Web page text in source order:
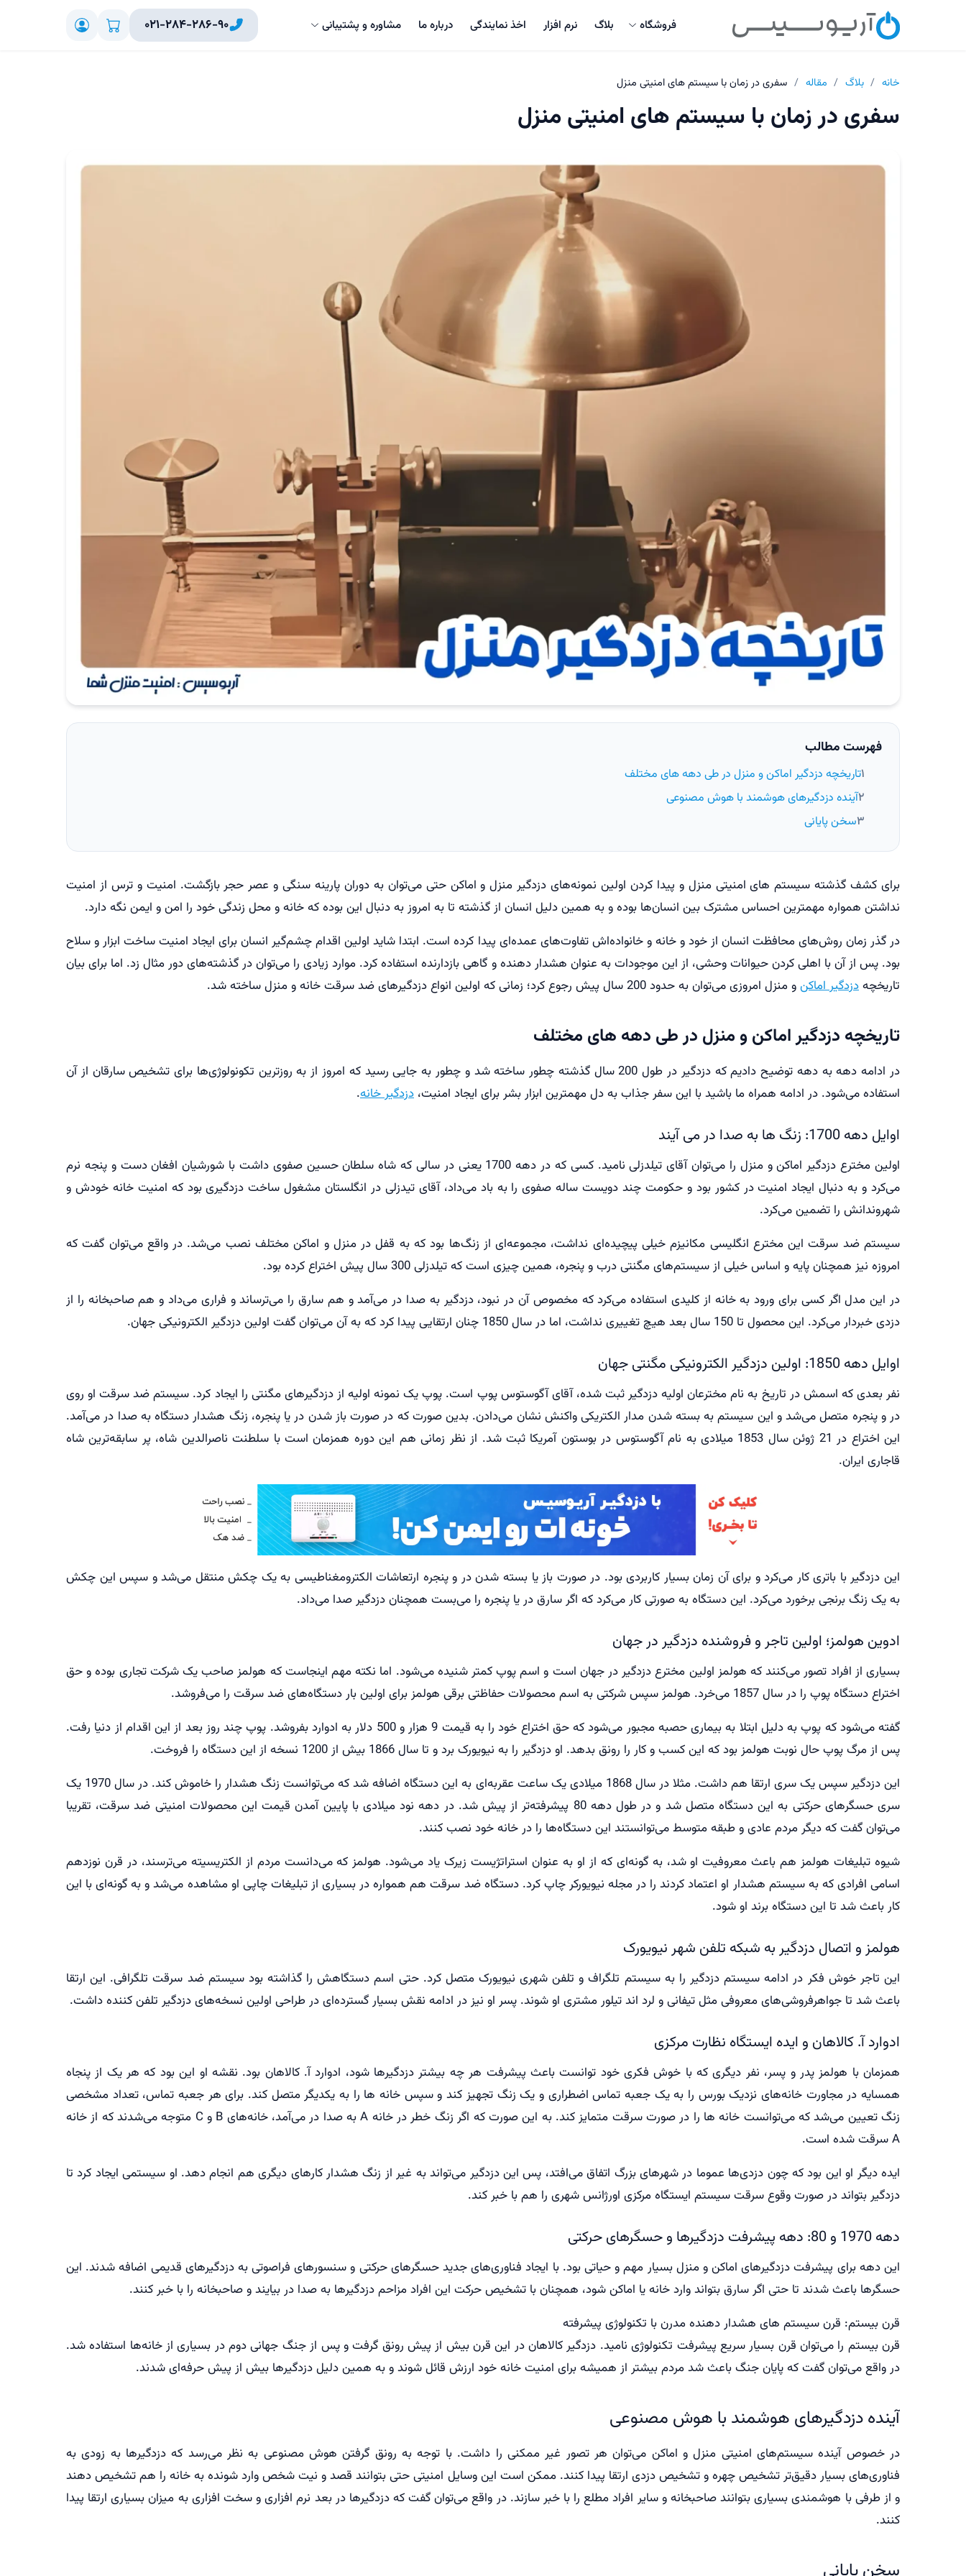
فروشگاه بلاگ نرم افزار اخذ نمایندگی درباره ما مشاوره و پشتیبانی ۰۲۱-۲۸۴-۲۸۶-۹۰
خانه / بلاگ / مقاله / سفری در زمان با سیستم های امنیتی منزل
سفری در زمان با سیستم های امنیتی منزل
فهرست مطالب
تاریخچه دزدگیر اماکن و منزل در طی دهه های مختلف
آینده دزدگیرهای هوشمند با هوش مصنوعی
سخن پایانی
برای کشف گذشته سیستم های امنیتی منزل و پیدا کردن اولین نمونه‌های دزدگیر منزل و اماکن حتی می‌توان به دوران پارینه سنگی و عصر حجر بازگشت. امنیت و ترس از امنیت
نداشتن همواره مهمترین احساس مشترک بین انسان‌ها بوده و به همین دلیل انسان از گذشته تا به امروز به دنبال این بوده که خانه و محل زندگی خود را امن و ایمن نگه دارد.
در گذر زمان روش‌های محافظت انسان از خود و خانه و خانواده‌اش تفاوت‌های عمده‌ای پیدا کرده است. ابتدا شاید اولین اقدام چشم‌گیر انسان برای ایجاد امنیت ساخت ابزار و سلاح
بود. پس از آن با اهلی کردن حیوانات وحشی، از این موجودات به عنوان هشدار دهنده و گاهی بازدارنده استفاده کرد. موارد زیادی را می‌توان در گذشته‌های دور مثال زد. اما برای بیان
تاریخچهدزدگیر اماکنو منزل امروزی می‌توان به حدود 200 سال پیش رجوع کرد؛ زمانی که اولین انواع دزدگیرهای ضد سرقت خانه و منزل ساخته شد.
تاریخچه دزدگیر اماکن و منزل در طی دهه های مختلف
در ادامه دهه به دهه توضیح دادیم که دزدگیر در طول 200 سال گذشته چطور ساخته شد و چطور به جایی رسید که امروز از به روزترین تکونولوژی‌ها برای تشخیص سارقان از آن
استفاده می‌شود. در ادامه همراه ما باشید با این سفر جذاب به دل مهمترین ابزار بشر برای ایجاد امنیت، دزدگیر خانه.
اوایل دهه 1700: زنگ ها به صدا در می آیند
اولین مخترع دزدگیر اماکن و منزل را می‌توان آقای تیلدزلی نامید. کسی که در دهه 1700 یعنی در سالی که شاه سلطان حسین صفوی داشت با شورشیان افغان دست و پنجه نرم
می‌کرد و به دنبال ایجاد امنیت در کشور بود و حکومت چند دویست ساله صفوی را به باد می‌داد، آقای تیدزلی در انگلستان مشغول ساخت دزدگیری بود که امنیت خانه خودش و
شهروندانش را تضمین می‌کرد.
سیستم ضد سرقت این مخترع انگلیسی مکانیزم خیلی پیچیده‌ای نداشت، مجموعه‌ای از زنگ‌ها بود که به قفل در منزل و اماکن مختلف نصب می‌شد. در واقع می‌توان گفت که
امروزه نیز همچنان پایه و اساس خیلی از سیستم‌های مگنتی درب و پنجره، همین چیزی است که تیلدزلی 300 سال پیش اختراع کرده بود.
در این مدل اگر کسی برای ورود به خانه از کلیدی استفاده می‌کرد که مخصوص آن در نبود، دزدگیر به صدا در می‌آمد و هم سارق را می‌ترساند و فراری می‌داد و هم صاحبخانه را از
دزدی خبردار می‌کرد. این محصول تا 150 سال بعد هیچ تغییری نداشت، اما در سال 1850 چنان ارتقایی پیدا کرد که به آن می‌توان گفت اولین دزدگیر الکترونیکی جهان.
اوایل دهه 1850: اولین دزدگیر الکترونیکی مگنتی جهان
نفر بعدی که اسمش در تاریخ به نام مخترعان اولیه دزدگیر ثبت شده، آقای آگوستوس پوپ است. پوپ یک نمونه اولیه از دزدگیرهای مگنتی را ایجاد کرد. سیستم ضد سرقت او روی
در و پنجره متصل می‌شد و این سیستم به بسته شدن مدار الکتریکی واکنش نشان می‌دادن. بدین صورت که در صورت باز شدن در یا پنجره، زنگ هشدار دستگاه به صدا در می‌آمد.
این اختراع در 21 ژوئن سال 1853 میلادی به نام آگوستوس در بوستون آمریکا ثبت شد. از نظر زمانی هم این دوره همزمان است با سلطنت ناصرالدین شاه، پر سابقه‌ترین شاه
قاجاری ایران.
این دزدگیر با باتری کار می‌کرد و برای آن زمان بسیار کاربردی بود. در صورت باز یا بسته شدن در و پنجره ارتعاشات الکترومغناطیسی به یک چکش منتقل می‌شد و سپس این چکش
به یک زنگ برنجی برخورد می‌کرد. این دستگاه به صورتی کار می‌کرد که اگر سارق در یا پنجره را می‌بست همچنان دزدگیر صدا می‌داد.
ادوین هولمز؛ اولین تاجر و فروشنده دزدگیر در جهان
بسیاری از افراد تصور می‌کنند که هولمز اولین مخترع دزدگیر در جهان است و اسم پوپ کمتر شنیده می‌شود. اما نکته مهم اینجاست که هولمز صاحب یک شرکت تجاری بوده و حق
اختراع دستگاه پوپ را در سال 1857 می‌خرد. هولمز سپس شرکتی به اسم محصولات حفاظتی برقی هولمز برای اولین بار دستگاه‌های ضد سرقت را می‌فروشد.
گفته می‌شود که پوپ به دلیل ابتلا به بیماری حصبه مجبور می‌شود که حق اختراع خود را به قیمت 9 هزار و 500 دلار به ادوارد بفروشد. پوپ چند روز بعد از این اقدام از دنیا رفت.
پس از مرگ پوپ حال نوبت هولمز بود که این کسب و کار را رونق بدهد. او دزدگیر را به نیویورک برد و تا سال 1866 بیش از 1200 نسخه از این دستگاه را فروخت.
این دزدگیر سپس یک سری ارتقا هم داشت. مثلا در سال 1868 میلادی یک ساعت عقربه‌ای به این دستگاه اضافه شد که می‌توانست زنگ هشدار را خاموش کند. در سال 1970 یک
سری حسگرهای حرکتی به این دستگاه متصل شد و در طول دهه 80 پیشرفته‌تر از پیش شد. در دهه نود میلادی با پایین آمدن قیمت این محصولات امنیتی ضد سرقت، تقریبا
می‌توان گفت که دیگر مردم عادی و طبقه متوسط می‌توانستند این دستگاه‌ها را در خانه خود نصب کنند.
شیوه تبلیغات هولمز هم باعث معروفیت او شد، به گونه‌ای که از او به عنوان استراتژیست زیرک یاد می‌شود. هولمز که می‌دانست مردم از الکتریسیته می‌ترسند، در قرن نوزدهم
اسامی افرادی که به سیستم هشدار او اعتماد کردند را در مجله نیویورکر چاپ کرد. دستگاه ضد سرقت هم همواره در بسیاری از تبلیغات چاپی او مشاهده می‌شد و به گونه‌ای با این
کار باعث شد تا این دستگاه برند او شود.
هولمز و اتصال دزدگیر به شبکه تلفن شهر نیویورک
این تاجر خوش فکر در ادامه سیستم دزدگیر را به سیستم تلگراف و تلفن شهری نیویورک متصل کرد. حتی اسم دستگاهش را گذاشته بود سیستم ضد سرقت تلگرافی. این ارتقا
باعث شد تا جواهرفروشی‌های معروفی مثل تیفانی و لرد اند تیلور مشتری او شوند. پسر او نیز در ادامه نقش بسیار گسترده‌ای در طراحی اولین نسخه‌‎های دزدگیر تلفن کننده داشت.
ادوارد آ. کالاهان و ایده ایستگاه نظارت مرکزی
همزمان با هولمز پدر و پسر، نفر دیگری که با خوش فکری خود توانست باعث پیشرفت هر چه بیشتر دزدگیرها شود، ادوارد آ. کالاهان بود. نقشه او این بود که هر یک از پنجاه
همسایه در مجاورت خانه‌های نزدیک بورس را به یک جعبه تماس اضطراری و یک زنگ تجهیز کند و سپس خانه ها را به یکدیگر متصل کند. برای هر جعبه تماس، تعداد مشخصی
زنگ تعیین می‌شد که می‌توانست خانه ها را در صورت سرقت متمایز کند. به این صورت که اگر زنگ خطر در خانه A به صدا در می‌آمد، خانه‌های B و C متوجه می‌شدند که از خانه
A سرقت شده است.
ایده دیگر او این بود که چون دزدی‌ها عموما در شهرهای بزرگ اتفاق می‌افتد، پس این دزدگیر می‌تواند به غیر از زنگ هشدار کارهای دیگری هم انجام دهد. او سیستمی ایجاد کرد تا
دزدگیر بتواند در صورت وقوع سرقت سیستم ایستگاه مرکزی اورژانس شهری را هم با خبر کند.
دهه 1970 و 80: دهه پیشرفت دزدگیرها و حسگرهای حرکتی
این دهه برای پیشرفت دزدگیرهای اماکن و منزل بسیار مهم و حیاتی بود. با ایجاد فناوری‌های جدید حسگرهای حرکتی و سنسورهای فراصوتی به دزدگیرهای قدیمی اضافه شدند. این
حسگرها باعث شدند تا حتی اگر سارق بتواند وارد خانه یا اماکن شود، همچنان با تشخیص حرکت این افراد مزاحم دزدگیرها به صدا در بیایند و صاحبخانه را با خبر کنند.
قرن بیستم: قرن سیستم های هشدار دهنده مدرن با تکنولوژی پیشرفته
قرن بیستم را می‌توان قرن بسیار سریع پیشرفت تکنولوژی نامید. دزدگیر کالاهان در این قرن بیش از پیش رونق گرفت و پس از جنگ جهانی دوم در بسیاری از خانه‌ها استفاده شد.
در واقع می‌توان گفت که پایان جنگ باعث شد مردم بیشتر از همیشه برای امنیت خانه خود ارزش قائل شوند و به همین دلیل دزدگیرها بیش از پیش حرفه‌ای شدند.
آینده دزدگیرهای هوشمند با هوش مصنوعی
در خصوص آینده سیستم‌های امنیتی منزل و اماکن می‌توان هر تصور غیر ممکنی را داشت. با توجه به رونق گرفتن هوش مصنوعی به نظر می‌رسد که دزدگیرها به زودی به
فناوری‌های بسیار دقیق‌تر تشخیص چهره و تشخیص دزدی ارتقا پیدا کنند. ممکن است این وسایل امنیتی حتی بتوانند قصد و نیت شخص وارد شونده به خانه را هم تشخیص دهند
و از طرفی با هوشمندی بسیاری بتوانند صاحبخانه و سایر افراد مطلع را با خبر سازند. در واقع می‌توان گفت که دزدگیرها در بعد نرم افزاری و سخت افزاری به میزان بسیاری ارتقا پیدا
کنند.